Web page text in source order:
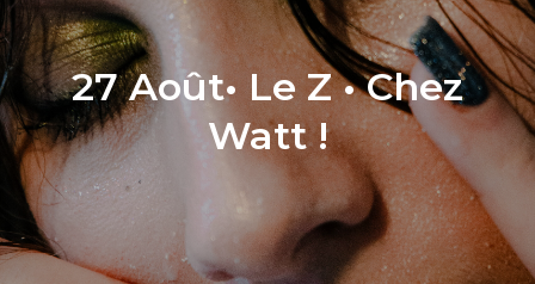
27 Août• Le Z • Chez
Watt !